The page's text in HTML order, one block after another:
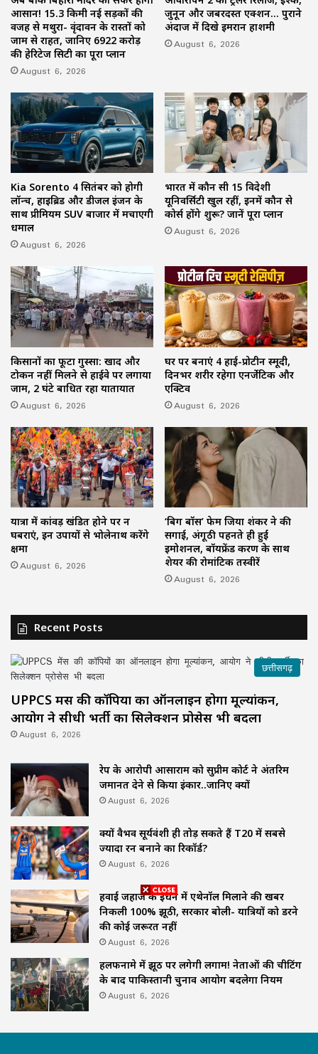
आसान! 15.3 किमी नई सड़कों की
वजह से मथुरा- वृंदावन के रास्तों को
जाम से राहत, जानिए 6922 करोड़
की हेरिटेज सिटी का पूरा प्लान
August 6, 2026
जुनून और जबरदस्त एक्शन… पुराने
अंदाज में दिखे इमरान हाशमी
August 6, 2026
Kia Sorento 4 सितंबर को होगी
लॉन्च, हाइब्रिड और डीजल इंजन के
साथ प्रीमियम SUV बाजार में मचाएगी
धमाल
August 6, 2026
भारत में कौन सी 15 विदेशी
यूनिवर्सिटी खुल रहीं, इनमें कौन से
कोर्स होंगे शुरू? जानें पूरा प्लान
August 6, 2026
किसानों का फूटा गुस्सा: खाद और
टोकन नहीं मिलने से हाईवे पर लगाया
जाम, 2 घंटे बाधित रहा यातायात
August 6, 2026
घर पर बनाएं 4 हाई-प्रोटीन स्मूदी,
दिनभर शरीर रहेगा एनर्जेटिक और
एक्टिव
August 6, 2026
यात्रा में कांवड़ खंडित होने पर न
घबराएं, इन उपायों से भोलेनाथ करेंगे
क्षमा
August 6, 2026
‘बिग बॉस’ फेम जिया शंकर ने की
सगाई, अंगूठी पहनते ही हुईं
इमोशनल, बॉयफ्रेंड करण के साथ
शेयर की रोमांटिक तस्वीरें
August 6, 2026
Recent Posts
छत्तीसगढ़
UPPCS मेंस की कॉपियों का ऑनलाइन होगा मूल्यांकन,
आयोग ने सीधी भर्ती का सिलेक्शन प्रोसेस भी बदला
August 6, 2026
रेप के आरोपी आसाराम को सुप्रीम कोर्ट ने अंतरिम
जमानत देने से किया इंकार..जानिए क्यों
August 6, 2026
क्यों वैभव सूर्यवंशी ही तोड़ सकते हैं T20 में सबसे
ज्यादा रन बनाने का रिकॉर्ड?
August 6, 2026
हवाई जहाज के ईंधन में एथेनॉल मिलाने की खबर
निकली 100% झूठी, सरकार बोली- यात्रियों को डरने
की कोई जरूरत नहीं
August 6, 2026
हलफनामे में झूठ पर लगेगी लगाम! नेताओं की चीटिंग
के बाद पाकिस्तानी चुनाव आयोग बदलेगा नियम
August 6, 2026